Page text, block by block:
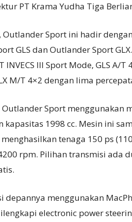
PT Krama Yudha Tiga
Outlander Sport ini hadir
GLS dan Outlander Sport
INVECS III Sport Mode, GLS A/
M/T 4×2 dengan lima
Sport menggunakan
kapasitas 1998 cc. Mesin ini
menghasilkan tenaga 150 ps
rpm. Pilihan transmisi ada
depannya menggunakan
electronic power